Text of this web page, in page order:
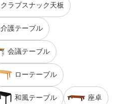
クラブスナック天板
介護テーブル
会議テーブル
ローテーブル
和風テーブル 座卓